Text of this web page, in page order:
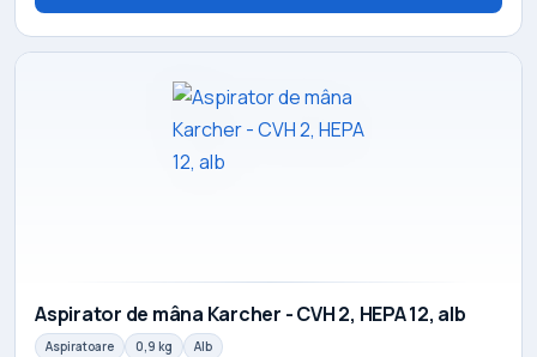
Aspirator de mâna Karcher - CVH 2, HEPA 12, alb
Aspiratoare 0,9 kg Alb